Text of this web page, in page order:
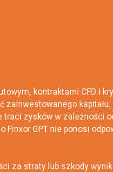
kontraktami
zysków w zależności
GPT nie ponosi
za straty lub szkody